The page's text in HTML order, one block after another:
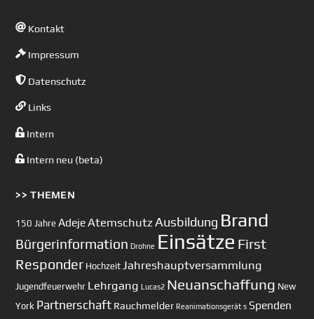
Kontakt
Impressum
Datenschutz
Links
Intern
Intern neu (beta)
>> THEMEN
150 Jahre AdejeAtemschutz Ausbildung Brand
Bürgerinformation Drohne Einsätze First
Responder Hochzeit Jahreshauptversammlung
Jugendfeuerwehr Lehrgang Lucas2 Neuanschaffung New
York Partnerschaft Rauchmelder Reanimationsgerät s Spenden